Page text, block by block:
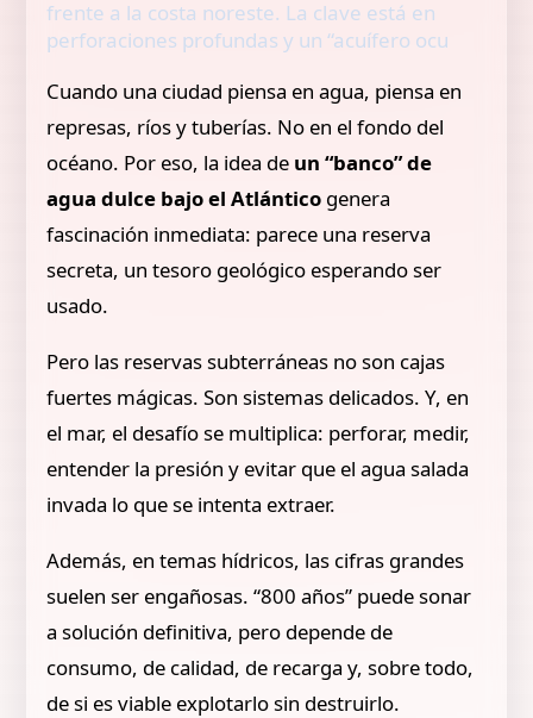
frente a la costa noreste. La clave está en
perforaciones profundas y un “acuífero ocu
Cuando una ciudad piensa en agua, piensa en
represas, ríos y tuberías. No en el fondo del
océano. Por eso, la idea de un “banco” de
agua dulce bajo el Atlántico genera
fascinación inmediata: parece una reserva
secreta, un tesoro geológico esperando ser
usado.
Pero las reservas subterráneas no son cajas
fuertes mágicas. Son sistemas delicados. Y, en
el mar, el desafío se multiplica: perforar, medir,
entender la presión y evitar que el agua salada
invada lo que se intenta extraer.
Además, en temas hídricos, las cifras grandes
suelen ser engañosas. “800 años” puede sonar
a solución definitiva, pero depende de
consumo, de calidad, de recarga y, sobre todo,
de si es viable explotarlo sin destruirlo.